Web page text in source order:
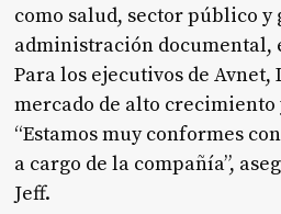
como salud, sector público y
administración documental,
Para los ejecutivos de
mercado de alto
“Estamos muy conformes
a cargo de la compañía”,
Jeff.